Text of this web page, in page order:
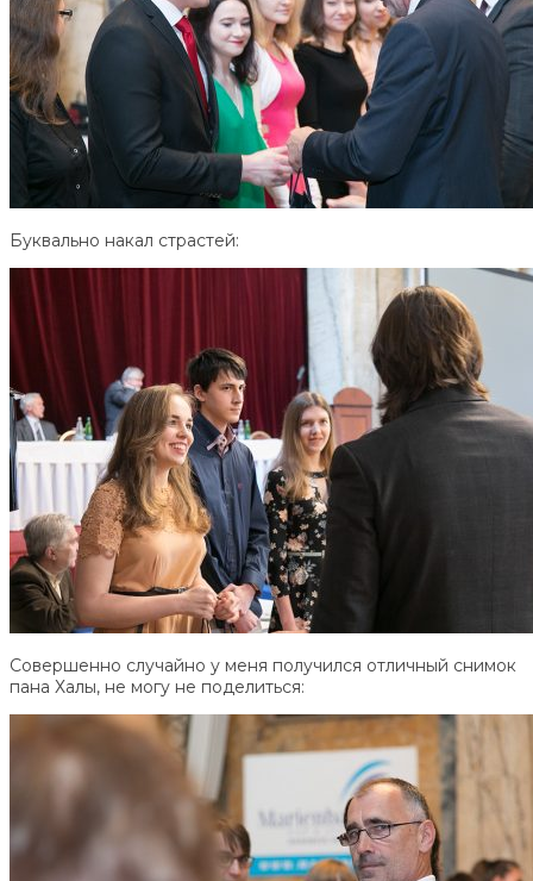
Буквально накал страстей:
Совершенно случайно у меня получился отличный снимок
пана Халы, не могу не поделиться: